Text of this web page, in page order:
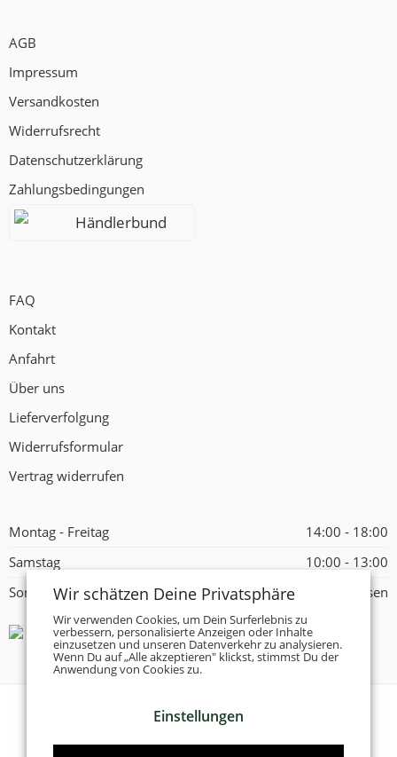
AGB
Impressum
Versandkosten
Widerrufsrecht
Datenschutzerklärung
Zahlungsbedingungen
Händlerbund
FAQ
Kontakt
Anfahrt
Über uns
Lieferverfolgung
Widerrufsformular
Vertrag widerrufen
Montag - Freitag
14:00 - 18:00
Samstag
10:00 - 13:00
Sonntag
Geschlossen
Tanzschuhe Otto München e.K.
Wir schätzen Deine Privatsphäre
Wir verwenden Cookies, um Dein Surferlebnis zu
verbessern, personalisierte Anzeigen oder Inhalte
einzusetzen und unseren Datenverkehr zu analysieren.
Wenn Du auf „Alle akzeptieren" klickst, stimmst Du der
Anwendung von Cookies zu.
Einstellungen